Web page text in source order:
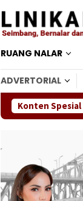
RUANG NALAR
ADVERTORIAL
Konten Spesial